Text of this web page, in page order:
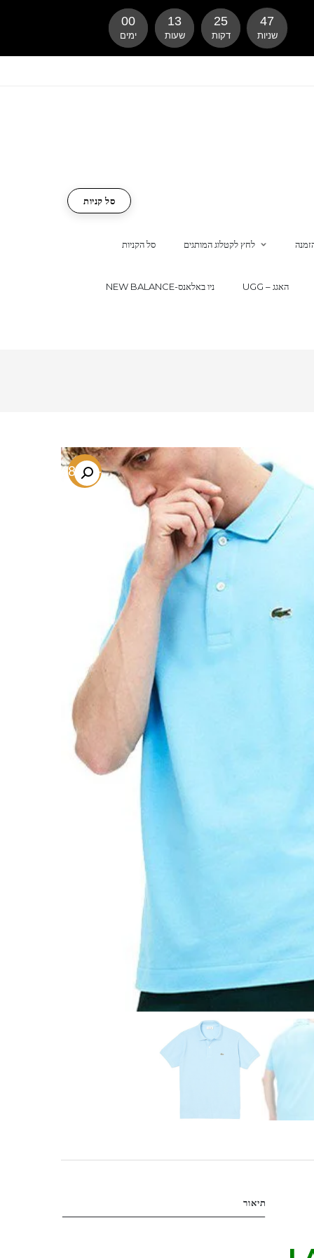
סל הקניות לחץ לקטלוג המותגים
NEW BALANCE-ניו באלאנס UGG – האגג
סל קניות
-68.2%
תיאור
00
ימים
13
שעות
25
דקות
46
שניות